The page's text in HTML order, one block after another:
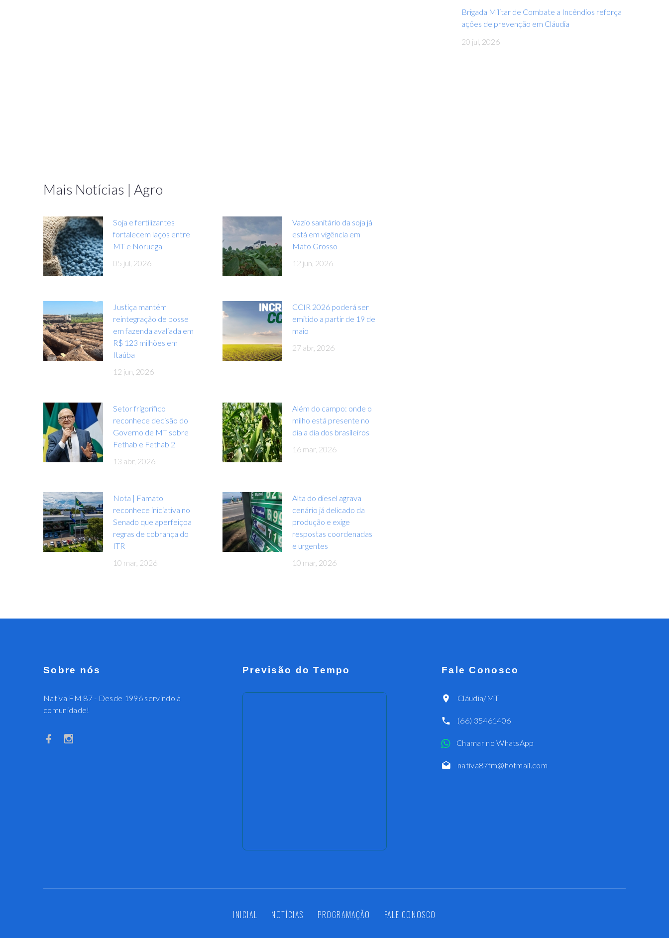
Mais Notícias | Agro
Soja e fertilizantes
fortalecem laços entre
MT e Noruega
05 jul, 2026
Vazio sanitário da soja já
está em vigência em
Mato Grosso
12 jun, 2026
Justiça mantém
reintegração de posse
em fazenda avaliada em
R$ 123 milhões em
Itaúba
12 jun, 2026
CCIR 2026 poderá ser
emitido a partir de 19 de
maio
27 abr, 2026
Setor frigorífico
reconhece decisão do
Governo de MT sobre
Fethab e Fethab 2
13 abr, 2026
Além do campo: onde o
milho está presente no
dia a dia dos brasileiros
16 mar, 2026
Nota | Famato
reconhece iniciativa no
Senado que aperfeiçoa
regras de cobrança do
ITR
10 mar, 2026
Alta do diesel agrava
cenário já delicado da
produção e exige
respostas coordenadas
e urgentes
10 mar, 2026
Brigada Militar de Combate a Incêndios reforça
ações de prevenção em Cláudia
20 jul, 2026
Sobre nós
Nativa FM 87 - Desde 1996 servindo à
comunidade!
Previsão do Tempo Fale Conosco
Cláudia/MT
(66) 35461406
Chamar no WhatsApp
nativa87fm@hotmail.com
INICIAL NOTÍCIAS PROGRAMAÇÃO FALE CONOSCO